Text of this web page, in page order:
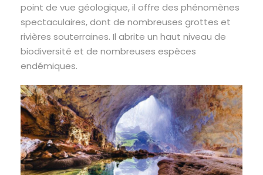
point de vue géologique, il offre des phénomènes
spectaculaires, dont de nombreuses grottes et
rivières souterraines. Il abrite un haut niveau de
biodiversité et de nombreuses espèces
endémiques.